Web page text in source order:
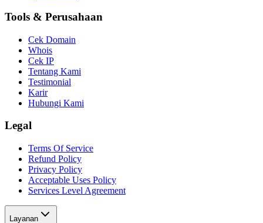
Tools & Perusahaan
Cek Domain
Whois
Cek IP
Tentang Kami
Testimonial
Karir
Hubungi Kami
Legal
Terms Of Service
Refund Policy
Privacy Policy
Acceptable Uses Policy
Services Level Agreement
Layanan